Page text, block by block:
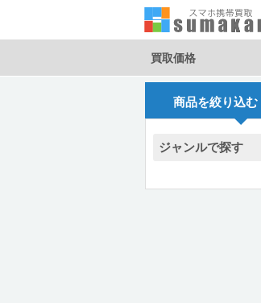
買取価格
商品を絞り込む
ジャンルで探す